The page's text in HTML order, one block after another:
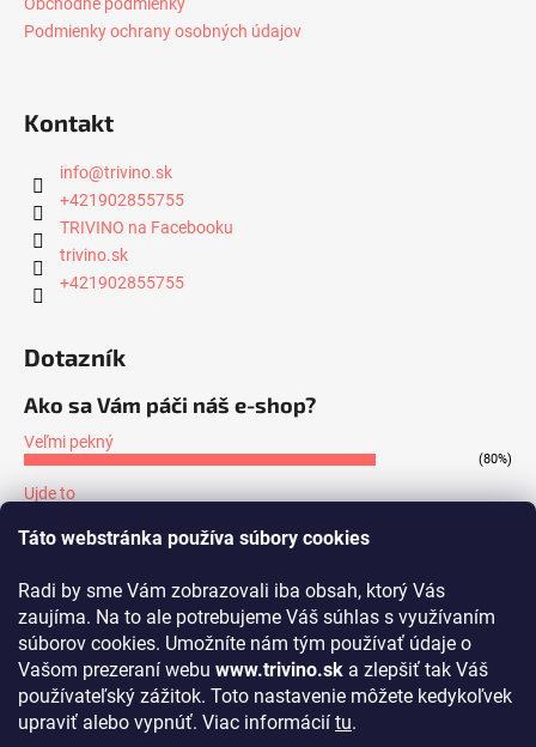
Táto webstránka používa súbory cookies
Radi by sme Vám zobrazovali iba obsah, ktorý Vás
zaujíma. Na to ale potrebujeme Váš súhlas s využívaním
súborov cookies. Umožníte nám tým používať údaje o
Vašom prezeraní webu www.trivino.sk a zlepšiť tak Váš
používateľský zážitok. Toto nastavenie môžete kedykoľvek
upraviť alebo vypnúť. Viac informácií tu.
Obchodné podmienky
Podmienky ochrany osobných údajov
Kontakt
info@trivino.sk
+421902855755
TRIVINO na Facebooku
trivino.sk
+421902855755
Dotazník
Ako sa Vám páči náš e-shop?
Veľmi pekný
(80%)
Ujde to
Nepáči sa mi
Počet hlasov: 171
Prijímame online platby